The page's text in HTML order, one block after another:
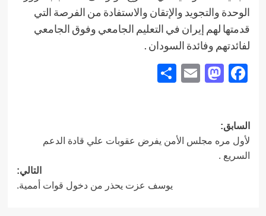
الوحدة والتجويد والإتقان والاستفادة من الفرصة التي
قدمتها لهم إيران في التعليم الجامعي وفوق الجامعي
لفائدتهم وفائدة السودان .
Facebook
Mastodon
Email
تصفّح
المقالات
السابق:
لأول مره مجلس الأمن يفرض عقوبات علي قادة الدعم
السريع .
التالي:
يوسف عزت يحذر من دخول قوات أممية.